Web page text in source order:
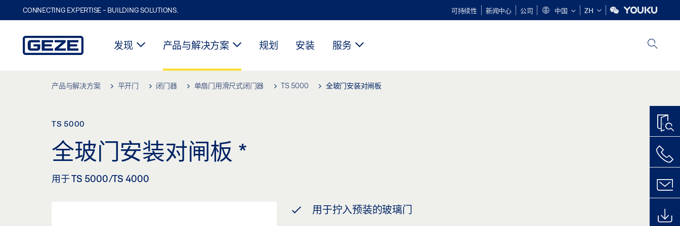
CONNECTING EXPERTISE - BUILDING SOLUTIONS. 可持续性 新闻中心 公司 中国 ZH
发现 产品与解决方案 规划 安装 服务
产品与解决方案 平开门 闭门器 单扇门用滑尺式闭门器 TS 5000 全玻门安装对闸板
TS 5000
全玻门安装对闸板 *
用于 TS 5000/TS 4000
用于拧入预装的玻璃门